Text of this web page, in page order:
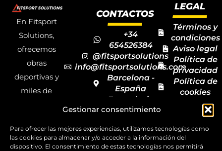
Gestionar consentimiento
Para ofrecer las mejores experiencias, utilizamos tecnologías como
las cookies para almacenar y/o acceder a la información del
dispositivo. El consentimiento de estas tecnologías nos permitirá
En Fitsport
Solutions,
ofrecemos
obras
deportivas y
miles de
deportivos
para todas las
CONTACTOS
+34
654526384
@fitsportsolutions
info@fitsportsolutions.com
Barcelona -
España
Formulario
de contacto
LEGAL
Términos y
condiciones
Aviso legal
Política de
privacidad
Política de
cookies
Mapa del